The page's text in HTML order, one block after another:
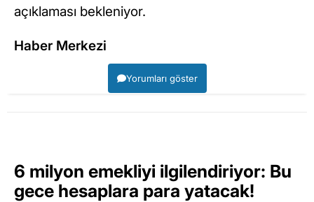
açıklaması bekleniyor.
Haber Merkezi
Yorumları göster
6 milyon emekliyi ilgilendiriyor: Bu
gece hesaplara para yatacak!